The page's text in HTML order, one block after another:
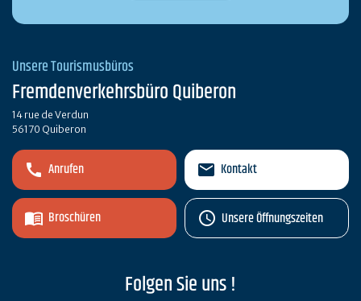
Unsere Tourismusbüros
Fremdenverkehrsbüro Quiberon
14 rue de Verdun
56170 Quiberon
Anrufen
Broschüren
Kontakt
Unsere Öffnungszeiten
Folgen Sie uns !